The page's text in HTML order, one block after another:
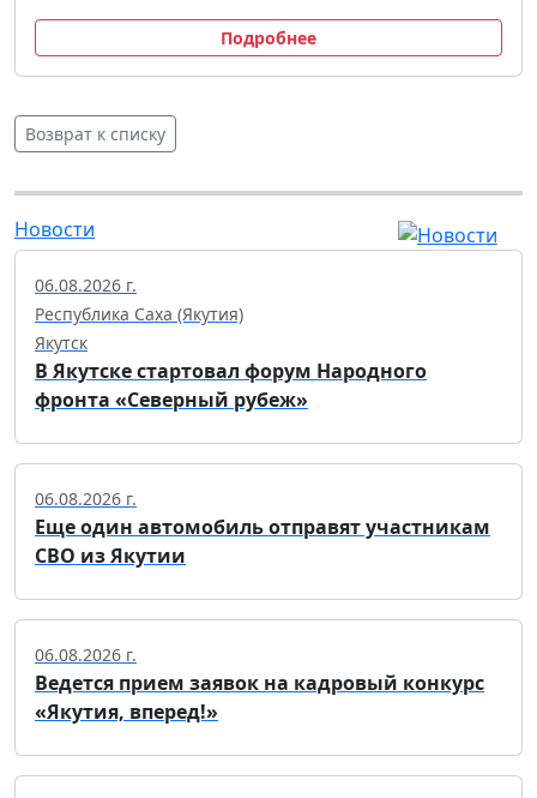
Подробнее
Возврат к списку
Новости
06.08.2026 г.
Республика Саха (Якутия)
Якутск
В Якутске стартовал форум Народного
фронта «Северный рубеж»
06.08.2026 г.
Еще один автомобиль отправят участникам
СВО из Якутии
06.08.2026 г.
Ведется прием заявок на кадровый конкурс
«Якутия, вперед!»